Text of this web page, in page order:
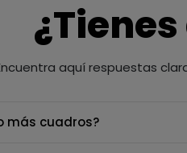
aquí respuestas
más cuadros?